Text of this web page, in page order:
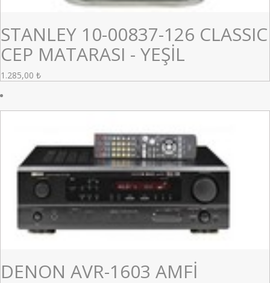
STANLEY 10-00837-126 CLASSIC
CEP MATARASI - YEŞİL
1.285,00 ₺
DENON AVR-1603 AMFİ